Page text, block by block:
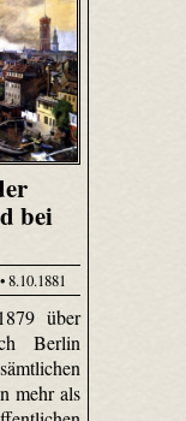
bei
• 8.10.1881
über
Berlin
mehr als